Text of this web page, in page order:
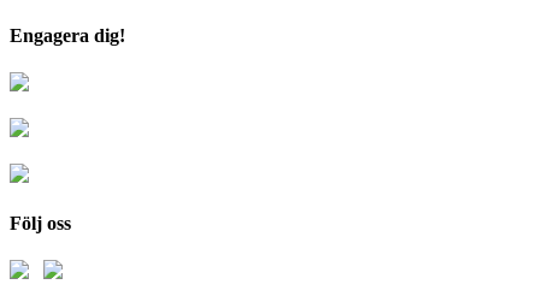
Engagera dig!
Följ oss